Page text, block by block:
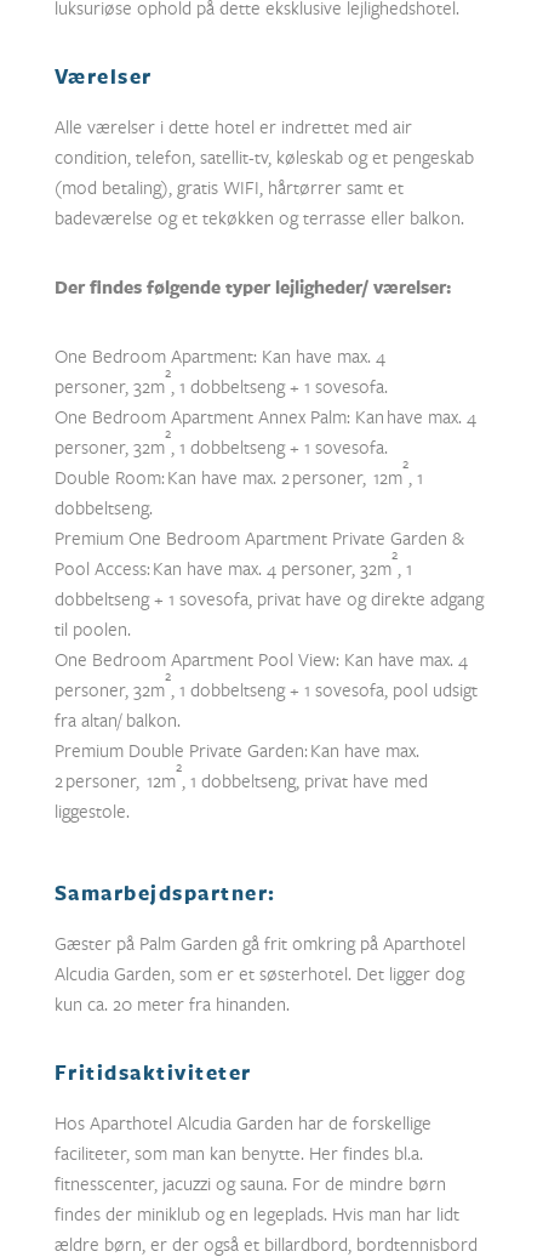
luksuriøse ophold på dette eksklusive lejlighedshotel.
Værelser
Alle værelser i dette hotel er indrettet med air
condition, telefon, satellit-tv, køleskab og et pengeskab
(mod betaling), gratis WIFI, hårtørrer samt et
badeværelse og et tekøkken og terrasse eller balkon.
Der findes følgende typer lejligheder/ værelser:
One Bedroom Apartment: Kan have max. 4
personer, 32m
2
, 1 dobbeltseng + 1 sovesofa.
One Bedroom Apartment Annex Palm: Kan have max. 4
personer, 32m
2
, 1 dobbeltseng + 1 sovesofa.
Double Room: Kan have max. 2 personer, 12m
2
, 1
dobbeltseng.
Premium One Bedroom Apartment Private Garden &
Pool Access: Kan have max. 4 personer, 32m
2
, 1
dobbeltseng + 1 sovesofa, privat have og direkte adgang
til poolen.
One Bedroom Apartment Pool View: Kan have max. 4
personer, 32m
2
, 1 dobbeltseng + 1 sovesofa, pool udsigt
fra altan/ balkon.
Premium Double Private Garden: Kan have max.
2 personer, 12m
2
, 1 dobbeltseng, privat have med
liggestole.
Samarbejdspartner:
Gæster på Palm Garden gå frit omkring på Aparthotel
Alcudia Garden, som er et søsterhotel. Det ligger dog
kun ca. 20 meter fra hinanden.
Fritidsaktiviteter
Hos Aparthotel Alcudia Garden har de forskellige
faciliteter, som man kan benytte. Her findes bl.a.
fitnesscenter, jacuzzi og sauna. For de mindre børn
findes der miniklub og en legeplads. Hvis man har lidt
ældre børn, er der også et billardbord, bordtennisbord